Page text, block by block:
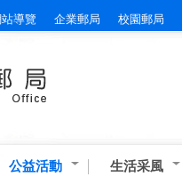
導覽 企業郵局 校園郵局
公益活動 生活采風